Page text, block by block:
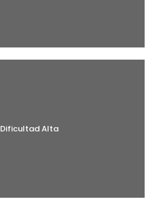
Dificultad Alta